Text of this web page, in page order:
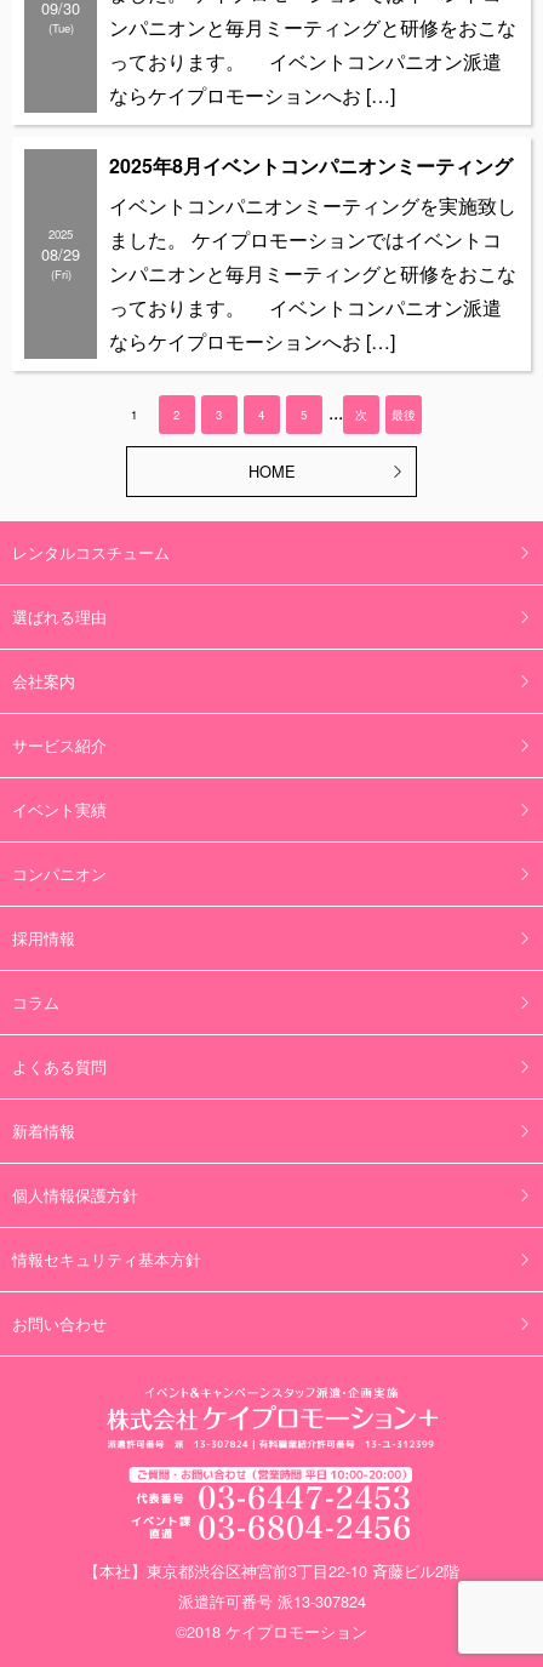
09/30
(Tue)
ンパニオンと毎月ミーティングと研修をおこな
っております。 イベントコンパニオン派遣
ならケイプロモーションへお […]
2025
08/29
(Fri)
2025年8月イベントコンパニオンミーティング
イベントコンパニオンミーティングを実施致し
ました。 ケイプロモーションではイベントコ
ンパニオンと毎月ミーティングと研修をおこな
っております。 イベントコンパニオン派遣
ならケイプロモーションへお […]
1 2 3 4 5 ... 次 最後
HOME
レンタルコスチューム
選ばれる理由
会社案内
サービス紹介
イベント実績
コンパニオン
採用情報
コラム
よくある質問
新着情報
個人情報保護方針
情報セキュリティ基本方針
お問い合わせ
【本社】東京都渋谷区神宮前3丁目22-10 斉藤ビル2階
派遣許可番号 派13-307824
©2018 ケイプロモーション